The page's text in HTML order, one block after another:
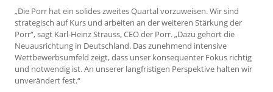
„Die Porr hat ein solides zweites Quartal vorzuweisen. Wir sind
strategisch auf Kurs und arbeiten an der weiteren Stärkung der
Porr“, sagt Karl-Heinz Strauss, CEO der Porr. „Dazu gehört die
Neuausrichtung in Deutschland. Das zunehmend intensive
Wettbewerbsumfeld zeigt, dass unser konsequenter Fokus richtig
und notwendig ist. An unserer langfristigen Perspektive halten wir
unverändert fest.“